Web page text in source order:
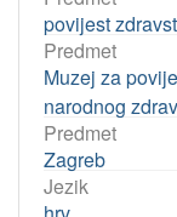
povijest
Predmet
Muzej za
narodnog
Predmet
Zagreb
Jezik